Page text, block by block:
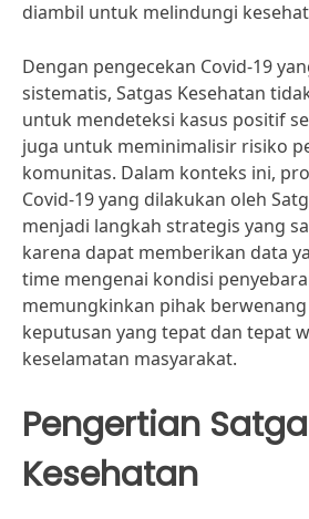
diambil untuk melindungi
Dengan pengecekan Covid-19
sistematis, Satgas Kesehatan
untuk mendeteksi kasus positif
juga untuk meminimalisir risiko
komunitas. Dalam konteks ini,
Covid-19 yang dilakukan oleh
menjadi langkah strategis yang
karena dapat memberikan data
time mengenai kondisi
memungkinkan pihak
keputusan yang tepat dan tepat
keselamatan masyarakat.
Pengertian
Kesehatan